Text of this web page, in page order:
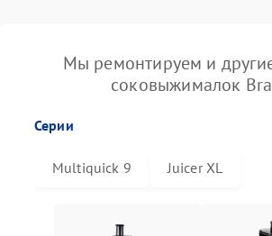
Мы ремонтируем и
соковыжималок
Серии
Multiquick 9 Juicer XL